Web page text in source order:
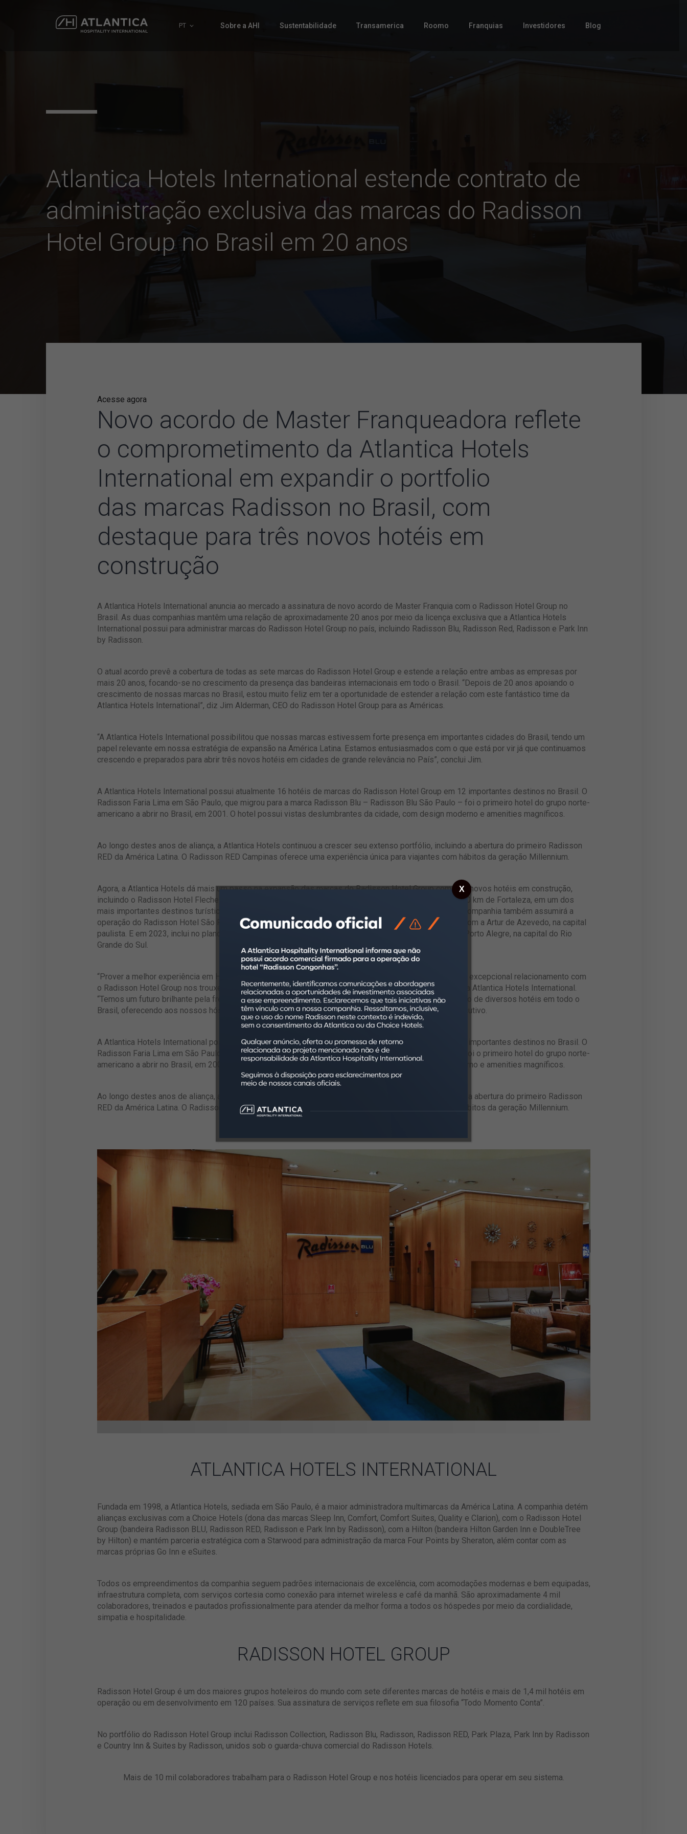
PT Sobre a AHI Sustentabilidade Transamerica Roomo Franquias Investidores Blog
Atlantica Hotels International estende contrato de
administração exclusiva das marcas do Radisson
Hotel Group no Brasil em 20 anos
Acesse agora
Novo acordo de Master Franqueadora reflete
o comprometimento da Atlantica Hotels
International em expandir o portfolio
das marcas Radisson no Brasil, com
destaque para três novos hotéis em
construção
A Atlantica Hotels International anuncia ao mercado a assinatura de novo acordo de Master Franquia com o Radisson Hotel Group no
Brasil. As duas companhias mantêm uma relação de aproximadamente 20 anos por meio da licença exclusiva que a Atlantica Hotels
International possui para administrar marcas do Radisson Hotel Group no país, incluindo Radisson Blu, Radisson Red, Radisson e Park Inn
by Radisson.
O atual acordo prevê a cobertura de todas as sete marcas do Radisson Hotel Group e estende a relação entre ambas as empresas por
mais 20 anos, focando-se no crescimento da presença das bandeiras internacionais em todo o Brasil. “Depois de 20 anos apoiando o
crescimento de nossas marcas no Brasil, estou muito feliz em ter a oportunidade de estender a relação com este fantástico time da
Atlantica Hotels International”, diz Jim Alderman, CEO do Radisson Hotel Group para as Américas.
“A Atlantica Hotels International possibilitou que nossas marcas estivessem forte presença em importantes cidades do Brasil, tendo um
papel relevante em nossa estratégia de expansão na América Latina. Estamos entusiasmados com o que está por vir já que continuamos
crescendo e preparados para abrir três novos hotéis em cidades de grande relevância no País”, conclui Jim.
A Atlantica Hotels International possui atualmente 16 hotéis de marcas do Radisson Hotel Group em 12 importantes destinos no Brasil. O
Radisson Faria Lima em São Paulo, que migrou para a marca Radisson Blu – Radisson Blu São Paulo – foi o primeiro hotel do grupo norte-
americano a abrir no Brasil, em 2001. O hotel possui vistas deslumbrantes da cidade, com design moderno e amenities magníficos.
Ao longo destes anos de aliança, a Atlantica Hotels continuou a crescer seu extenso portfólio, incluindo a abertura do primeiro Radisson
RED da América Latina. O Radisson RED Campinas oferece uma experiência única para viajantes com hábitos da geração Millennium.
Agora, a Atlantica Hotels dá mais um passo na expansão das marcas do Radisson Hotel Group com três novos hotéis em construção,
incluindo o Radisson Hotel Flecheiras, localizado na Praia de Guajirú, em Trairi, no estado do Ceará, a 130 km de Fortaleza, em um dos
mais importantes destinos turísticos do litoral oeste do Estado, com abertura antecipada para 2022. A companhia também assumirá a
operação do Radisson Hotel São Paulo Pinheiros no final de 2022, localizado na Rua Alves Guimarães com a Artur de Azevedo, na capital
paulista. E em 2023, inclui no plano de expansão da empresa, a abertura do primeiro Radisson RED em Porto Alegre, na capital do Rio
Grande do Sul.
“Prover a melhor experiência em Hospitalidade com incríveis hotéis é o que fazemos de melhor. Ter um excepcional relacionamento com
o Radisson Hotel Group nos trouxe muito sucesso nos negócios”, afirma Eduardo Giestas, presidente da Atlantica Hotels International.
“Temos um futuro brilhante pela frente com planos agressivos de desenvolvimento, com a administração de diversos hotéis em todo o
Brasil, oferecendo aos nossos hóspedes novas experiências e momentos memoráveis”, conclui o executivo.
A Atlantica Hotels International possui atualmente 16 hotéis de marcas do Radisson Hotel Group em 12 importantes destinos no Brasil. O
Radisson Faria Lima em São Paulo, que migrou para a marca Radisson Blu – Radisson Blu São Paulo – foi o primeiro hotel do grupo norte-
americano a abrir no Brasil, em 2001. O hotel possui vistas deslumbrantes da cidade, com design moderno e amenities magníficos.
Ao longo destes anos de aliança, a Atlantica Hotels continuou a crescer seu extenso portfólio, incluindo a abertura do primeiro Radisson
RED da América Latina. O Radisson RED Campinas oferece uma experiência única para viajantes com hábitos da geração Millennium.
ATLANTICA HOTELS INTERNATIONAL
Fundada em 1998, a Atlantica Hotels, sediada em São Paulo, é a maior administradora multimarcas da América Latina. A companhia detém
alianças exclusivas com a Choice Hotels (dona das marcas Sleep Inn, Comfort, Comfort Suites, Quality e Clarion), com o Radisson Hotel
Group (bandeira Radisson BLU, Radisson RED, Radisson e Park Inn by Radisson), com a Hilton (bandeira Hilton Garden Inn e DoubleTree
by Hilton) e mantém parceria estratégica com a Starwood para administração da marca Four Points by Sheraton, além contar com as
marcas próprias Go Inn e eSuites.
Todos os empreendimentos da companhia seguem padrões internacionais de excelência, com acomodações modernas e bem equipadas,
infraestrutura completa, com serviços cortesia como conexão para internet wireless e café da manhã. São aproximadamente 4 mil
colaboradores, treinados e pautados profissionalmente para atender da melhor forma a todos os hóspedes por meio da cordialidade,
simpatia e hospitalidade.
RADISSON HOTEL GROUP
Radisson Hotel Group é um dos maiores grupos hoteleiros do mundo com sete diferentes marcas de hotéis e mais de 1,4 mil hotéis em
operação ou em desenvolvimento em 120 países. Sua assinatura de serviços reflete em sua filosofia “Todo Momento Conta”.
No portfólio do Radisson Hotel Group inclui Radisson Collection, Radisson Blu, Radisson, Radisson RED, Park Plaza, Park Inn by Radisson
e Country Inn & Suites by Radisson, unidos sob o guarda-chuva comercial do Radisson Hotels.
Mais de 10 mil colaboradores trabalham para o Radisson Hotel Group e nos hotéis licenciados para operar em seu sistema.
X